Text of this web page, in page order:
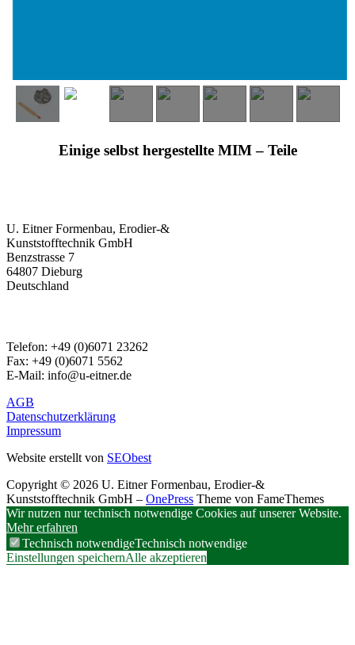
Einige selbst hergestellte MIM – Teile
U. Eitner Formenbau, Erodier-&
Kunststofftechnik GmbH
Benzstrasse 7
64807 Dieburg
Deutschland
Telefon: +49 (0)6071 23262
Fax: +49 (0)6071 5562
E-Mail: info@u-eitner.de
AGB
Datenschutzerklärung
Impressum
Website erstellt von SEObest
Copyright © 2026 U. Eitner Formenbau, Erodier-&
Kunststofftechnik GmbH – OnePress Theme von FameThemes
Wir nutzen nur technisch notwendige Cookies auf unserer Website.
Mehr erfahren
Technisch notwendigeTechnisch notwendige
Einstellungen speichernAlle akzeptieren